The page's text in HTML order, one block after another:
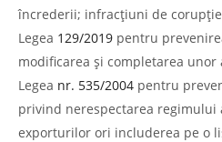
încrederii; infracţiuni de
Legea 129/2019 pentru
modificarea şi completarea
Legea nr. 535/2004 pentru
privind nerespectarea
exporturilor ori includerea pe o